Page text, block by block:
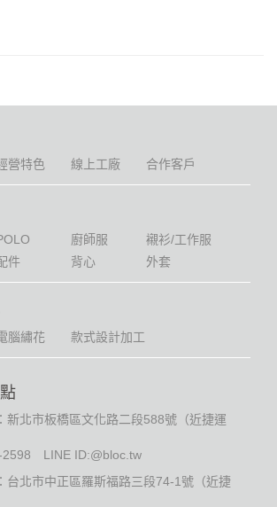
營特色 線上工廠 合作客戶
廚師服
襯衫/工作服
件 背心 外套
腦繡花 款式設計加工
新北市板橋區文化路二段588號（近捷運
LINE ID:@bloc.tw
台北市中正區羅斯福路三段74-1號（近捷